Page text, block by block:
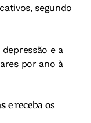
segundo
e a
por ano à
e receba os